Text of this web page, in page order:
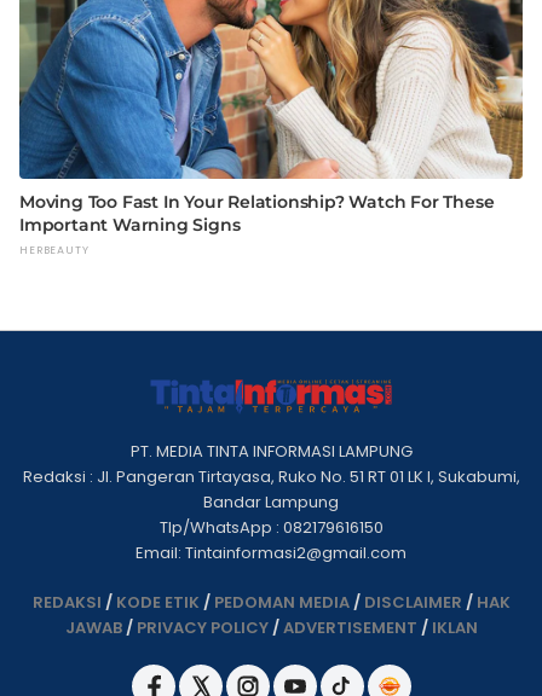
PT. MEDIA TINTA INFORMASI LAMPUNG
Redaksi : Jl. Pangeran Tirtayasa, Ruko No. 51 RT 01 LK I, Sukabumi,
Bandar Lampung
Tlp/WhatsApp : 082179616150
Email: Tintainformasi2@gmail.com
REDAKSI / KODE ETIK / PEDOMAN MEDIA/ DISCLAIMER / HAK
JAWAB/ PRIVACY POLICY/ADVERTISEMENT / IKLAN